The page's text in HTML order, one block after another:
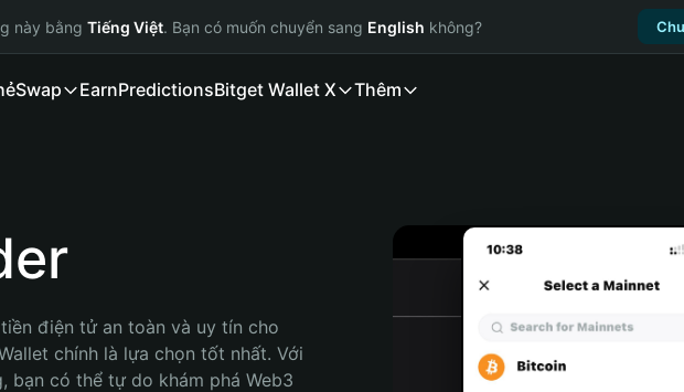
này bằng Tiếng Việt. Bạn có muốn chuyển sang English không?
Swap EarnPredictionsBitget Wallet X Thêm
điện tử an toàn và uy tín cho
chính là lựa chọn tốt nhất. Với
bạn có thể tự do khám phá Web3